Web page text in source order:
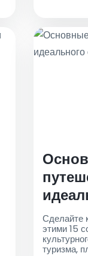
Сделайте
этими 15
туризма,